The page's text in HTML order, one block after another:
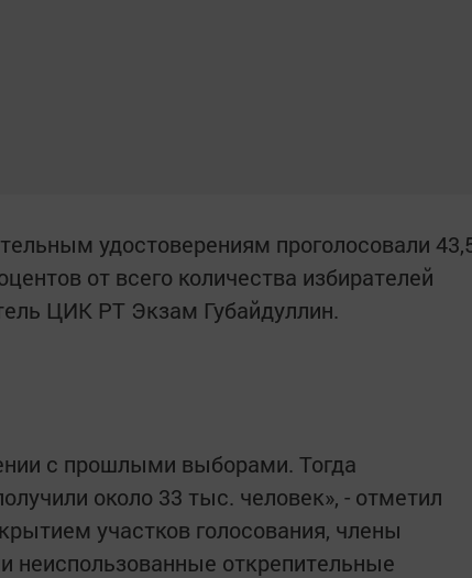
удостоверениям проголосовали
от всего количества избирателей
ЦИК РТ Экзам Губайдуллин.
с прошлыми выборами. Тогда
около 33 тыс. человек», - отметил
участков голосования, члены
неиспользованные открепительные